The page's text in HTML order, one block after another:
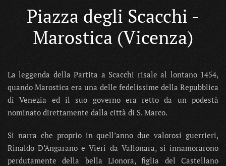
Piazza degli Scacchi -
Marostica (Vicenza)
La leggenda della Partita a Scacchi risale al lontano 1454,
quando Marostica era una delle fedelissime della Repubblica
di Venezia ed il suo governo era retto da un podestà
nominato direttamente dalla città di S. Marco.
Si narra che proprio in quell’anno due valorosi guerrieri,
Rinaldo D’Angarano e Vieri da Vallonara, si innamorarono
perdutamente della bella Lionora, figlia del Castellano